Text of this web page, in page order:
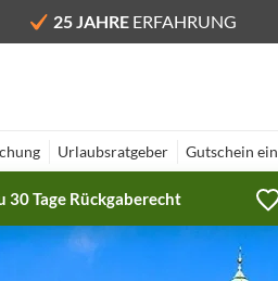
25 JAHRE ERFAHRUNG
Urlaubsratgeber Gutschein
30 Tage Rückgaberecht